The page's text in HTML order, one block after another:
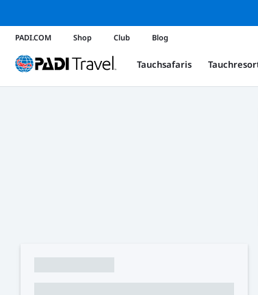
PADI.COM Shop Club Blog
Tauchsafaris